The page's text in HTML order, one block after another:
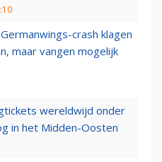
crash klagen
maar vangen mogelijk
wereldwijd onder
in het Midden-Oosten